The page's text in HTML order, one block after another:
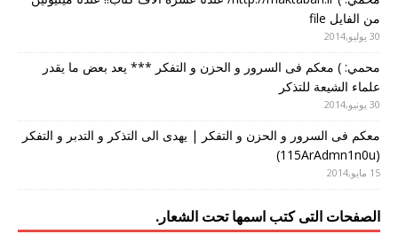
من الفایل file
30 يوليو,2014
محمي: ) معکم فی السرور و الحزن و التفکر *** یعد بعض ما یقدر
علماء الشیعة للتذکر
30 يونيو,2014
معکم فی السرور و الحزن و التفکر | یهدی الی التذکر و التدبر و التفکر
(115ArAdmn1n0u)
15 مايو,2014
الصفحات التی کتب اسمها تحت الشعار.